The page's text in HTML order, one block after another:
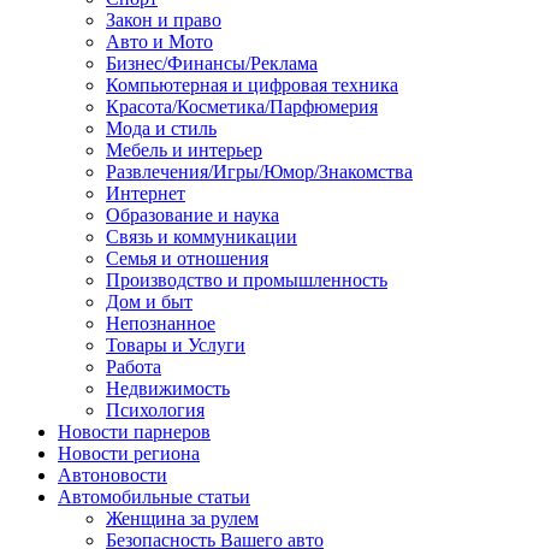
Закон и право
Авто и Мото
Бизнес/Финансы/Реклама
Компьютерная и цифровая техника
Красота/Косметика/Парфюмерия
Мода и стиль
Мебель и интерьер
Развлечения/Игры/Юмор/Знакомства
Интернет
Образование и наука
Связь и коммуникации
Семья и отношения
Производство и промышленность
Дом и быт
Непознанное
Товары и Услуги
Работа
Недвижимость
Психология
Новости парнеров
Новости региона
Автоновости
Автомобильные статьи
Женщина за рулем
Безопасность Вашего авто